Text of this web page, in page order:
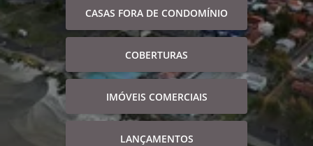
CASAS FORA DE CONDOMÍNIO
COBERTURAS
IMÓVEIS COMERCIAIS
LANÇAMENTOS